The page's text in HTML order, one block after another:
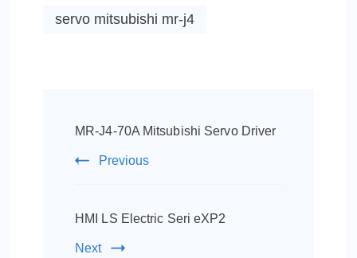
servo mitsubishi mr-j4
Navigation
MR-J4-70A Mitsubishi Servo Driver
Previous
HMI LS Electric Seri eXP2
Next